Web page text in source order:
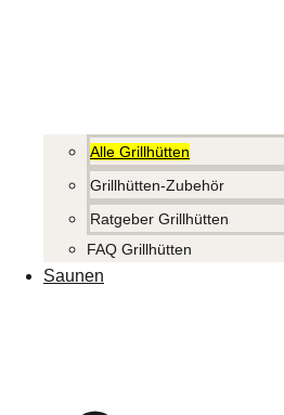
Alle Grillhütten
Grillhütten-Zubehör
Ratgeber Grillhütten
FAQ Grillhütten
Saunen